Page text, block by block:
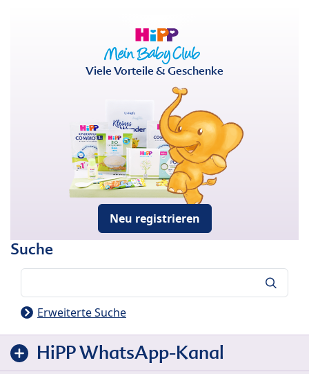
Viele Vorteile & Geschenke
Neu registrieren
Suche
Erweiterte Suche
HiPP WhatsApp-Kanal